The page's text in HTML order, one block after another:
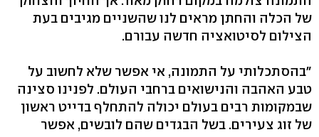
של הכלה והחתן מראים לנו שהשניים מגיבים בעת
הצילום לסיטואציה חדשה עבורם.
"בהסתכלותי על התמונה, אי אפשר שלא לחשוב על
טבע האהבה והנישואים ברחבי העולם. לפנינו סצינה
שבמקומות רבים בעולם יכולה להתחלף בדייט ראשון
של זוג צעירים. בשל הבגדים שהם לובשים, אפשר